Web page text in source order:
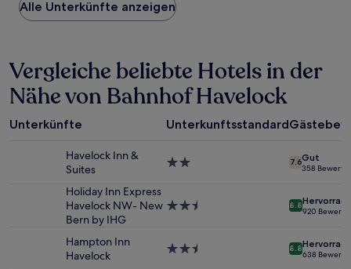
pro
Nacht,
den
letzten
24 Stunden
für
einen
1 Übernachtung
2 Erwachsenen
gefunden
Verfügbarkeiten
Alle Unterkünfte anzeigen
Vergleiche beliebte Hotels in der
Nähe von Bahnhof Havelock
Unterkünfte Unterkunftsstandard
Havelock Inn &
Suites
2.0-
7.6Gut
358
Holiday Inn Express
Havelock NW- New
Bern by IHG
2.5-
8.8
920
Hampton Inn
Havelock
2.5-
8.8
638